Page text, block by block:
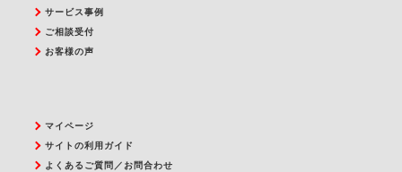
サービス事例
ご相談受付
お客様の声
マイページ
サイトの利用ガイド
よくあるご質問／お問合わせ